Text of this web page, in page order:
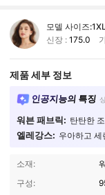
모델 사이즈:1XL
신장 : 175.0
제품 세부 정보
인공지능의 특징
워븐 패브릭: 탄탄한
엘레강스: 우아하고 세
소재:
구성: